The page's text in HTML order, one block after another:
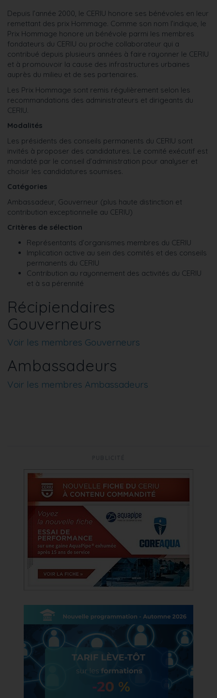
Depuis l’année 2000, le CERIU honore ses bénévoles en leur
remettant des prix Hommage. Comme son nom l’indique, le
Prix Hommage honore un bénévole parmi les membres
fondateurs du CERIU ou proche collaborateur qui a
contribué depuis plusieurs années à faire rayonner le CERIU
et à promouvoir la cause des infrastructures urbaines
auprès du milieu et de ses partenaires.
Les Prix Hommage sont remis régulièrement selon les
recommandations des administrateurs et dirigeants du
CERIU.
Modalités
Les présidents des conseils permanents du CERIU sont
invités à proposer des candidatures. Le comité exécutif est
mandaté par le conseil d’administration pour analyser et
choisir les candidatures soumises.
Catégories
Ambassadeur, Gouverneur (plus haute distinction et
contribution exceptionnelle au CERIU)
Critères de sélection
Représentants d’organismes membres du CERIU
Implication active au sein des comités et des conseils
permanents du CERIU
Contribution au rayonnement des activités du CERIU
et à sa pérennité
Récipiendaires
Gouverneurs
Voir les membres Gouverneurs
Ambassadeurs
Voir les membres Ambassadeurs